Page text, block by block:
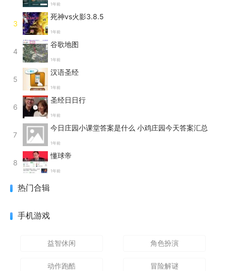
1年前
3
死神vs火影3.8.5
1年前
4
谷歌地图
1年前
5
汉语圣经
1年前
6
圣经日日行
1年前
7
今日庄园小课堂答案是什么 小鸡庄园今天答案汇总
1年前
8
懂球帝
1年前
热门合辑
手机游戏
益智休闲 角色扮演
动作跑酷 冒险解谜